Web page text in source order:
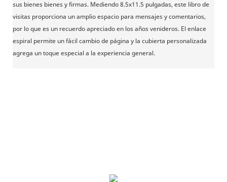
sus bienes bienes y firmas. Mediendo 8.5x11.5 pulgadas, este libro de
visitas proporciona un amplio espacio para mensajes y comentarios,
por lo que es un recuerdo apreciado en los años venideros. El enlace
espiral permite un fácil cambio de página y la cubierta personalizada
agrega un toque especial a la experiencia general.